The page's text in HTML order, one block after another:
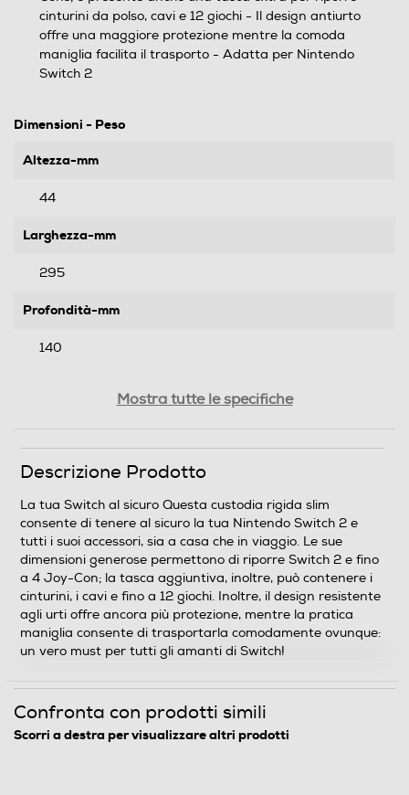
cinturini da polso, cavi e 12 giochi - Il design antiurto
offre una maggiore protezione mentre la comoda
maniglia facilita il trasporto - Adatta per Nintendo
Switch 2
Dimensioni - Peso
Altezza-mm
44
Larghezza-mm
295
Profondità-mm
140
Informazioni sulla sicurezza del prodotto
Clicca qui
Mostra tutte le specifiche
Descrizione Prodotto
La tua Switch al sicuro Questa custodia rigida slim
consente di tenere al sicuro la tua Nintendo Switch 2 e
tutti i suoi accessori, sia a casa che in viaggio. Le sue
dimensioni generose permettono di riporre Switch 2 e fino
a 4 Joy-Con; la tasca aggiuntiva, inoltre, può contenere i
cinturini, i cavi e fino a 12 giochi. Inoltre, il design resistente
agli urti offre ancora più protezione, mentre la pratica
maniglia consente di trasportarla comodamente ovunque:
un vero must per tutti gli amanti di Switch!
Confronta con prodotti simili
Scorri a destra per visualizzare altri prodotti